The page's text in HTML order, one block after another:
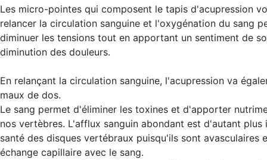
Les micro-pointes qui composent le tapis d'acupression
relancer la circulation sanguine et l'oxygénation du sang
diminuer les tensions tout en apportant un sentiment de
diminution des douleurs.
En relançant la circulation sanguine, l'acupression va
maux de dos.
Le sang permet d'éliminer les toxines et d'apporter
nos vertèbres. L'afflux sanguin abondant est d'autant
santé des disques vertébraux puisqu'ils sont avasculaires
échange capillaire avec le sang.